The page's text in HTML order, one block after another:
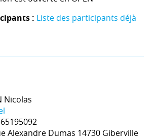
: Liste des participants déjà
Nicolas
Alexandre Dumas 14730 Giberville